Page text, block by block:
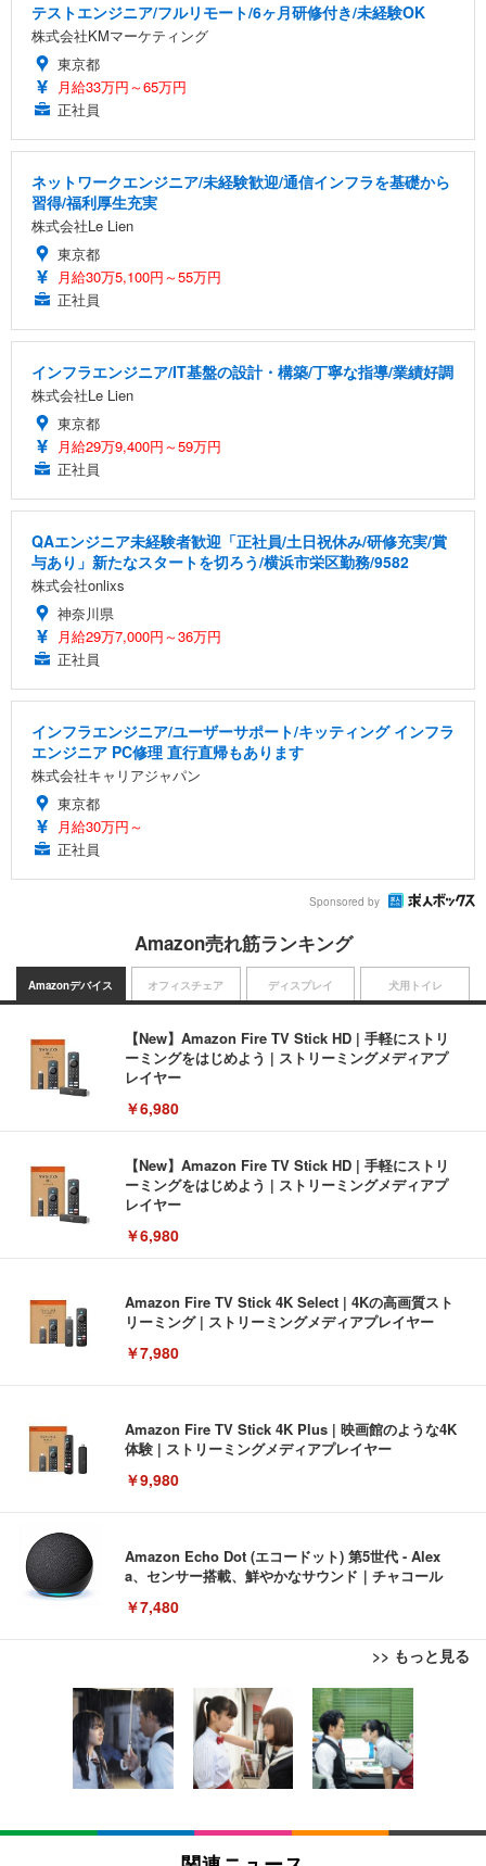
テストエンジニア/フルリモート/6ヶ月研修付き/未経験OK
株式会社KMマーケティング
東京都
月給33万円～65万円
正社員
ネットワークエンジニア/未経験歓迎/通信インフラを基礎から
習得/福利厚生充実
株式会社Le Lien
東京都
月給30万5,100円～55万円
正社員
インフラエンジニア/IT基盤の設計・構築/丁寧な指導/業績好調
株式会社Le Lien
東京都
月給29万9,400円～59万円
正社員
QAエンジニア未経験者歓迎「正社員/土日祝休み/研修充実/賞
与あり」新たなスタートを切ろう/横浜市栄区勤務/9582
株式会社onlixs
神奈川県
月給29万7,000円～36万円
正社員
インフラエンジニア/ユーザーサポート/キッティング インフラ
エンジニア PC修理 直行直帰もあります
株式会社キャリアジャパン
東京都
月給30万円～
正社員
Sponsored by
Amazon売れ筋ランキング
Amazonデバイス
【New】Amazon Fire TV Stick HD | 手軽にストリ
ーミングをはじめよう | ストリーミングメディアプ
レイヤー
￥6,980
【New】Amazon Fire TV Stick HD | 手軽にストリ
ーミングをはじめよう | ストリーミングメディアプ
レイヤー
￥6,980
Amazon Fire TV Stick 4K Select | 4Kの高画質スト
リーミング | ストリーミングメディアプレイヤー
￥7,980
Amazon Fire TV Stick 4K Plus | 映画館のような4K
体験 | ストリーミングメディアプレイヤー
￥9,980
Amazon Echo Dot (エコードット) 第5世代 - Alex
a、センサー搭載、鮮やかなサウンド｜チャコール
￥7,480
>> もっと見る
オフィスチェア
[EdoErgo] オフィスチェア 椅子 テレワーク 疲れな
い 跳ね上げ式アームレスト コンパクト 約105度ロッ
キング pc 事務椅子 360度回転 座面昇降 強化ナイロ
ン樹脂ベース 通気性メッシュ 在宅ワーク H-WY01
(黒網+黒枠+黒足)
￥5,699
SIHOO B100 オフィスチェア／デスクチェア メッシ
ュチェア 人間工学 疲れない ブラック
ディスプレイ
EIZO ビジネス向けプレミアムモニター | FlexScan
EV3240X-WT | 31.5型4K UHD・USB Type-C・ホワ
イト
￥105,595
EIZO ビジネス向けプレミアムモニター | FlexScan
犬用トイレ
Amazonベーシック ペットシーツ 薄型 レギュラー 1
回使い捨て 無香料 ホワイト 300枚
￥3,373
Amazonベーシック ペットシーツ 厚型 ワイド 42枚
x2袋(84枚) ホワイト(吸収面:ライトブルー)